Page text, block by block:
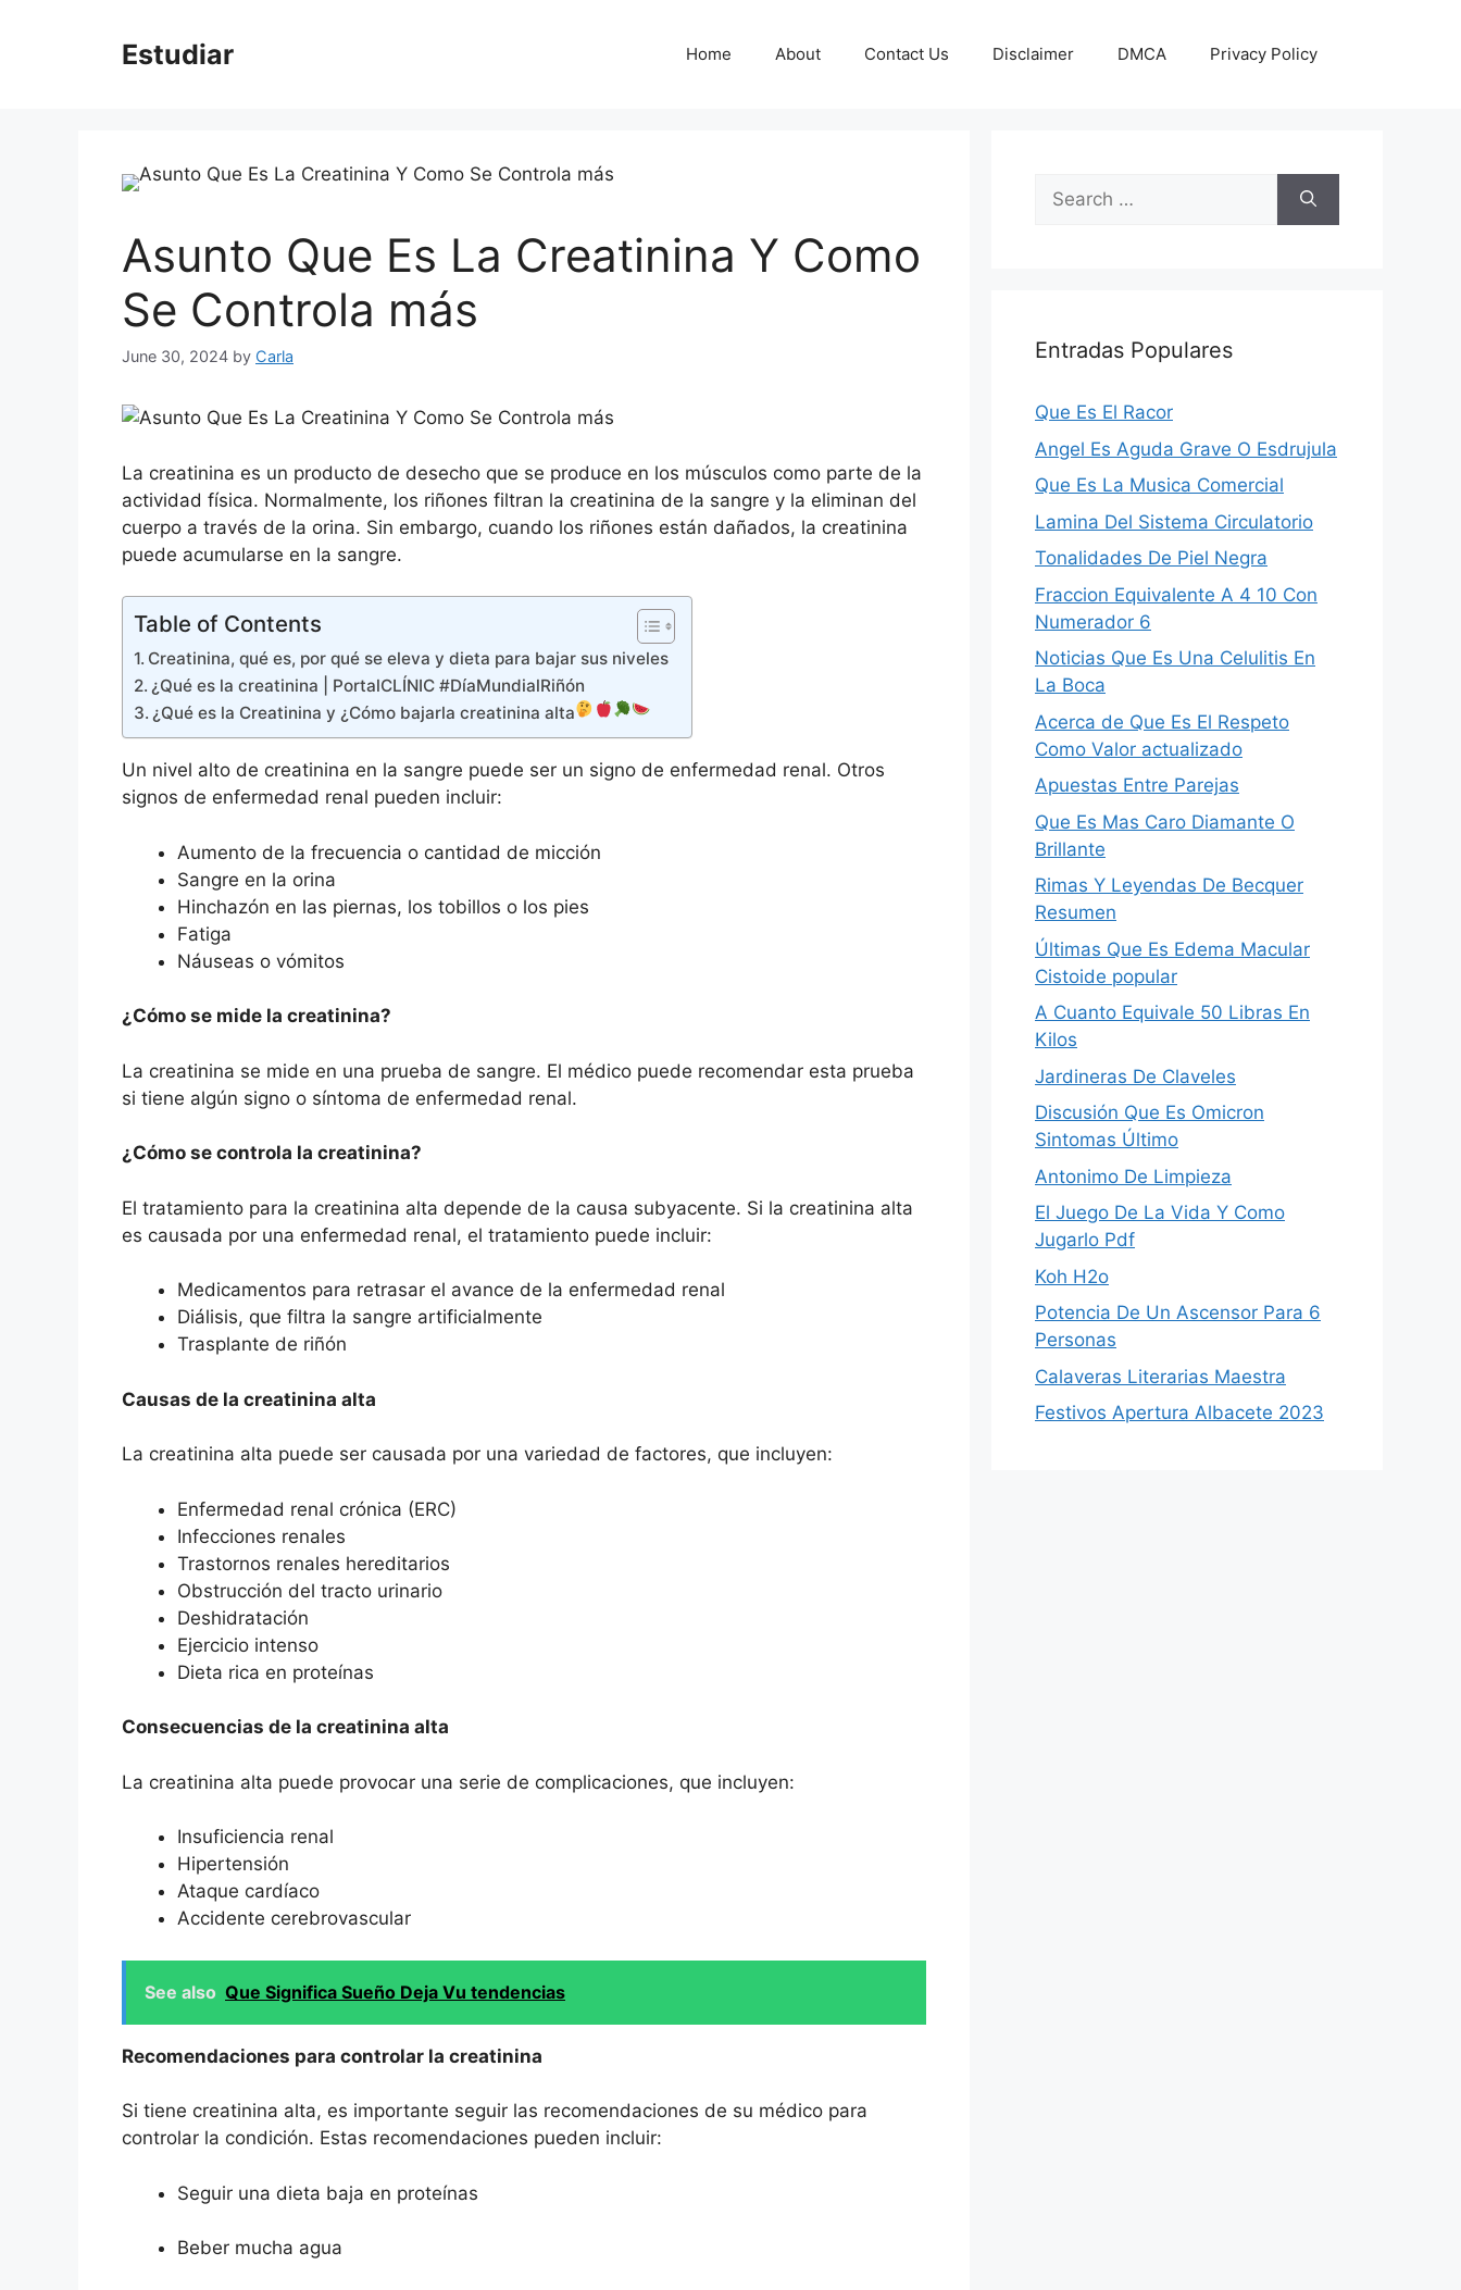
Estudiar Home About Contact Us Disclaimer DMCA Privacy Policy
Asunto Que Es La Creatinina Y Como
Se Controla más
June 30, 2024 by Carla
La creatinina es un producto de desecho que se produce en los músculos como parte de la
actividad física. Normalmente, los riñones filtran la creatinina de la sangre y la eliminan del
cuerpo a través de la orina. Sin embargo, cuando los riñones están dañados, la creatinina
puede acumularse en la sangre.
Table of Contents
Creatinina, qué es, por qué se eleva y dieta para bajar sus niveles
¿Qué es la creatinina | PortalCLÍNIC #DíaMundialRiñón
¿Qué es la Creatinina y ¿Cómo bajarla creatinina alta
Un nivel alto de creatinina en la sangre puede ser un signo de enfermedad renal. Otros
signos de enfermedad renal pueden incluir:
Aumento de la frecuencia o cantidad de micción
Sangre en la orina
Hinchazón en las piernas, los tobillos o los pies
Fatiga
Náuseas o vómitos
¿Cómo se mide la creatinina?
La creatinina se mide en una prueba de sangre. El médico puede recomendar esta prueba
si tiene algún signo o síntoma de enfermedad renal.
¿Cómo se controla la creatinina?
El tratamiento para la creatinina alta depende de la causa subyacente. Si la creatinina alta
es causada por una enfermedad renal, el tratamiento puede incluir:
Medicamentos para retrasar el avance de la enfermedad renal
Diálisis, que filtra la sangre artificialmente
Trasplante de riñón
Causas de la creatinina alta
La creatinina alta puede ser causada por una variedad de factores, que incluyen:
Enfermedad renal crónica (ERC)
Infecciones renales
Trastornos renales hereditarios
Obstrucción del tracto urinario
Deshidratación
Ejercicio intenso
Dieta rica en proteínas
Consecuencias de la creatinina alta
La creatinina alta puede provocar una serie de complicaciones, que incluyen:
Insuficiencia renal
Hipertensión
Ataque cardíaco
Accidente cerebrovascular
See also Que Significa Sueño Deja Vu tendencias
Recomendaciones para controlar la creatinina
Si tiene creatinina alta, es importante seguir las recomendaciones de su médico para
controlar la condición. Estas recomendaciones pueden incluir:
Seguir una dieta baja en proteínas
Beber mucha agua
Search
for:
Entradas Populares
Que Es El Racor
Angel Es Aguda Grave O Esdrujula
Que Es La Musica Comercial
Lamina Del Sistema Circulatorio
Tonalidades De Piel Negra
Fraccion Equivalente A 4 10 Con
Numerador 6
Noticias Que Es Una Celulitis En
La Boca
Acerca de Que Es El Respeto
Como Valor actualizado
Apuestas Entre Parejas
Que Es Mas Caro Diamante O
Brillante
Rimas Y Leyendas De Becquer
Resumen
Últimas Que Es Edema Macular
Cistoide popular
A Cuanto Equivale 50 Libras En
Kilos
Jardineras De Claveles
Discusión Que Es Omicron
Sintomas Último
Antonimo De Limpieza
El Juego De La Vida Y Como
Jugarlo Pdf
Koh H2o
Potencia De Un Ascensor Para 6
Personas
Calaveras Literarias Maestra
Festivos Apertura Albacete 2023